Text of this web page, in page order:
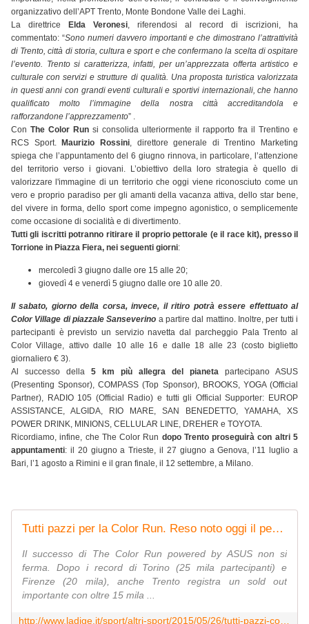
organizzativo dell’APT Trento, Monte Bondone Valle dei Laghi.
La direttrice
Elda Veronesi, riferendosi al record di iscrizioni, ha
commentato: “Sono numeri davvero importanti e che dimostrano l’attrattività
di Trento, città di storia, cultura e sport e che confermano la scelta di ospitare
l’evento. Trento si caratterizza, infatti, per un’apprezzata offerta artistico e
culturale con servizi e strutture di qualità. Una proposta turistica valorizzata
in questi anni con grandi eventi culturali e sportivi internazionali, che hanno
qualificato molto l’immagine della nostra città accreditandola e
rafforzandone l’apprezzamento” .
Con The Color Run si consolida ulteriormente il rapporto fra il Trentino e
RCS Sport.
Maurizio Rossini, direttore generale di Trentino Marketing
spiega che l’appuntamento del 6 giugno rinnova, in particolare, l’attenzione
del territorio verso i giovani. L’obiettivo della loro strategia è quello di
valorizzare l'immagine di un territorio che oggi viene riconosciuto come un
vero e proprio paradiso per gli amanti della vacanza attiva, dello star bene,
del vivere in forma, dello sport come impegno agonistico, o semplicemente
come occasione di socialità e di divertimento.
Tutti gli iscritti potranno ritirare il proprio pettorale (e il race kit), presso il
Torrione in Piazza Fiera, nei seguenti giorni:
mercoledì 3 giugno dalle ore 15 alle 20;
giovedì 4 e venerdì 5 giugno dalle ore 10 alle 20.
Il sabato, giorno della corsa, invece, il ritiro potrà essere effettuato al
Color Village di piazzale Sanseverino a partire dal mattino. Inoltre, per tutti i
partecipanti è previsto un servizio navetta dal parcheggio Pala Trento al
Color Village, attivo dalle 10 alle 16 e dalle 18 alle 23 (costo biglietto
giornaliero € 3).
Al successo della 5 km più allegra del pianeta partecipano ASUS
(Presenting Sponsor), COMPASS (Top Sponsor), BROOKS, YOGA (Official
Partner), RADIO 105 (Official Radio) e tutti gli Official Supporter: EUROP
ASSISTANCE, ALGIDA, RIO MARE, SAN BENEDETTO, YAMAHA, XS
POWER DRINK, MINIONS, CELLULAR LINE, DREHER e TOYOTA.
Ricordiamo, infine, che The Color Run dopo Trento proseguirà con altri 5
appuntamenti: il 20 giugno a Trieste, il 27 giugno a Genova, l’11 luglio a
Bari, l’1 agosto a Rimini e il gran finale, il 12 settembre, a Milano.
Tutti pazzi per la Color Run. Reso noto oggi il percorso
Il successo di The Color Run powered by ASUS non si
ferma. Dopo i record di Torino (25 mila partecipanti) e
Firenze (20 mila), anche Trento registra un sold out
importante con oltre 15 mila ...